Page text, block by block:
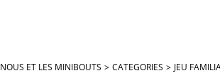
NOUS ET LES MINIBOUTS > CATEGORIES > JEU